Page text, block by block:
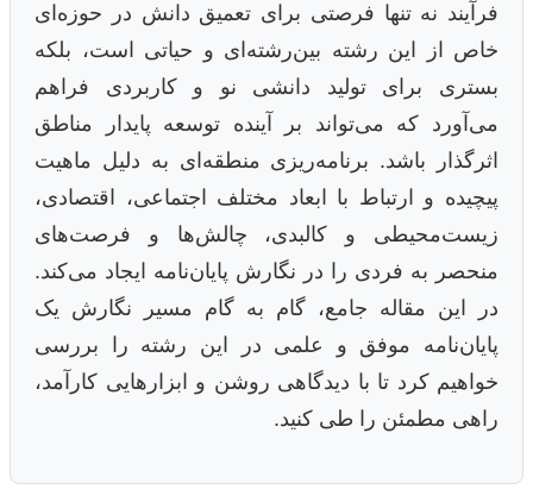
فرآیند نه تنها فرصتی برای تعمیق دانش در حوزه‌ای
خاص از این رشته بین‌رشته‌ای و حیاتی است، بلکه
بستری برای تولید دانشی نو و کاربردی فراهم
می‌آورد که می‌تواند بر آینده توسعه پایدار مناطق
اثرگذار باشد. برنامه‌ریزی منطقه‌ای به دلیل ماهیت
پیچیده و ارتباط با ابعاد مختلف اجتماعی، اقتصادی،
زیست‌محیطی و کالبدی، چالش‌ها و فرصت‌های
منحصر به فردی را در نگارش پایان‌نامه ایجاد می‌کند.
در این مقاله جامع، گام به گام مسیر نگارش یک
پایان‌نامه موفق و علمی در این رشته را بررسی
خواهیم کرد تا با دیدگاهی روشن و ابزارهایی کارآمد،
راهی مطمئن را طی کنید.